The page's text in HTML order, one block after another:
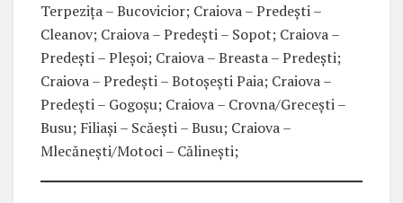
Terpezița – Bucovicior; Craiova – Predești –
Cleanov; Craiova – Predești – Sopot; Craiova –
Predești – Pleșoi; Craiova – Breasta – Predești;
Craiova – Predești – Botoșești Paia; Craiova –
Predești – Gogoșu; Craiova – Crovna/Grecești –
Busu; Filiași – Scăești – Busu; Craiova –
Mlecănești/Motoci – Călinești;